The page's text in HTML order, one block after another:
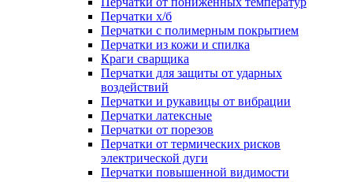
Перчатки х/б
Перчатки с полимерным покрытием
Перчатки из кожи и спилка
Краги сварщика
Перчатки для защиты от ударных
воздействий
Перчатки и рукавицы от вибрации
Перчатки латексные
Перчатки от порезов
Перчатки от термических рисков
электрической дуги
Перчатки повышенной видимости